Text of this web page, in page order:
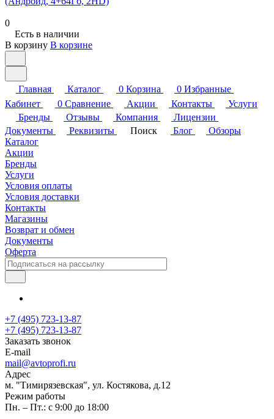
0
Есть в наличии
В корзину В корзине
Главная Каталог 0 Корзина 0 Избранные
Кабинет
0 Сравнение Акции Контакты
Услуги
Бренды
Отзывы Компания
Лицензии
Документы
Реквизиты Поиск Блог
Обзоры
Каталог
Акции
Бренды
Услуги
Условия оплаты
Условия доставки
Контакты
Магазины
Возврат и обмен
Документы
Оферта
+7 (495) 723-13-87
+7 (495) 723-13-87
Заказать звонок
E-mail
mail@avtoprofi.ru
Адрес
м. "Тимирязевская", ул. Костякова, д.12
Режим работы
Пн. – Пт.: с 9:00 до 18:00